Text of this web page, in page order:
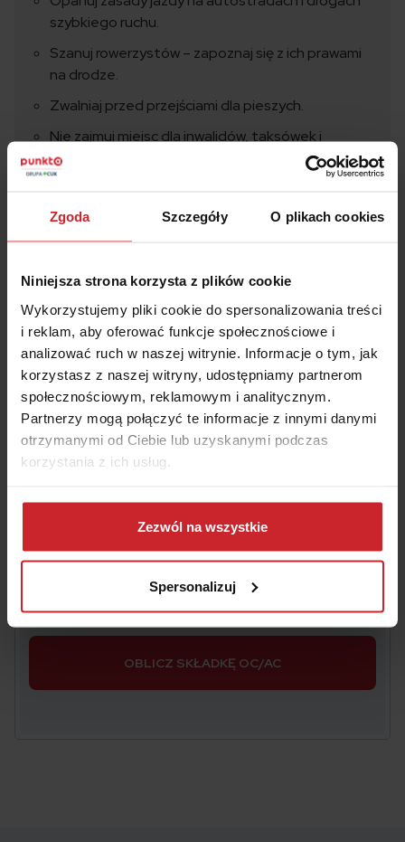
Zgoda Szczegóły O plikach cookies
Niniejsza strona korzysta z plików cookie
Wykorzystujemy pliki cookie do spersonalizowania treści
i reklam, aby oferować funkcje społecznościowe i
analizować ruch w naszej witrynie. Informacje o tym, jak
korzystasz z naszej witryny, udostępniamy partnerom
społecznościowym, reklamowym i analitycznym.
Partnerzy mogą połączyć te informacje z innymi danymi
otrzymanymi od Ciebie lub uzyskanymi podczas
korzystania z ich usług.
Dowiedz się więcej na temat tego, kim jesteśmy, jak
można się z nami skontaktować i w jaki sposób
przetwarzamy dane osobowe w ramachPolityki
Zezwól na wszystkie
Spersonalizuj
szybkiego ruchu.
Szanuj rowerzystów – zapoznaj się z ich prawami
na drodze.
Zwalniaj przed przejściami dla pieszych.
Nie zajmuj miejsc dla inwalidów, taksówek i
rodziców z małymi dziećmi.
Zawsze zapinaj pasy - swoje i pasażerów.
Oszczędź naOC/AC – wyceń i kup w 2 minuty
Numer rejestracyjny pojazdu
elektroniczną i zawierania umów na odległość oraz
OBLICZ SKŁADKĘ OC/AC